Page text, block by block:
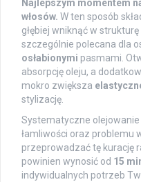
Najlepszym momentem
włosów. W ten sposób
głębiej wniknąć w
szczególnie polecana dla
osłabionymi pasmami.
absorpcję oleju, a
mokro zwiększa
stylizację.
Systematyczne
łamliwości oraz problemu
przeprowadzać tę kurację
powinien wynosić od 15
indywidualnych potrzeb